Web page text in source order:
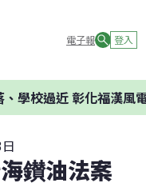
電子報 登入
校過近 彰化福漢風電
鑚油法案